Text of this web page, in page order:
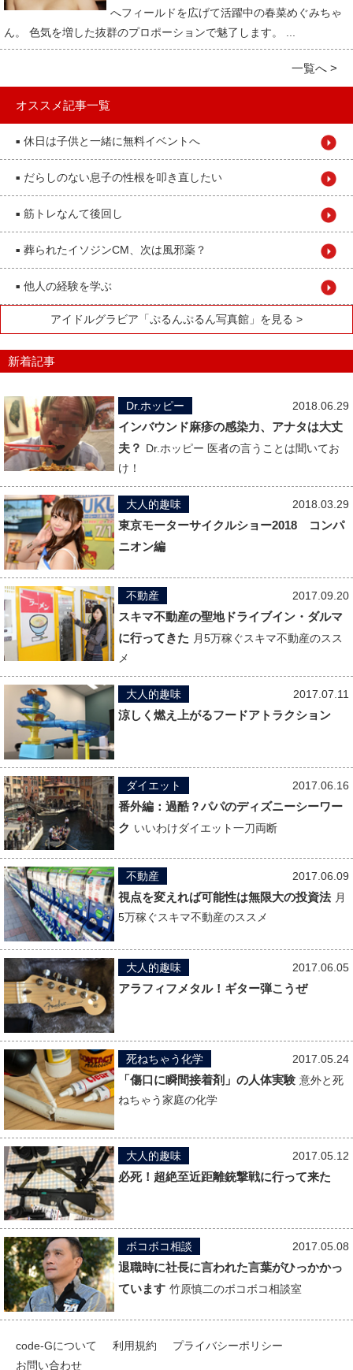
へフィールドを広げて活躍中の春菜めぐみちゃ
ん。 色気を増した抜群のプロポーションで魅了します。 ...
一覧へ >
オススメ記事一覧
■ 休日は子供と一緒に無料イベントへ
■ だらしのない息子の性根を叩き直したい
■ 筋トレなんて後回し
■ 葬られたイソジンCM、次は風邪薬？
■ 他人の経験を学ぶ
アイドルグラビア「ぷるんぷるん写真館」を見る >
新着記事
2018.06.29
Dr.ホッピー
インバウンド麻疹の感染力、アナタは大丈
夫？ Dr.ホッピー 医者の言うことは聞いてお
け！
2018.03.29
大人的趣味
東京モーターサイクルショー2018 コンパ
ニオン編
2017.09.20
不動産
スキマ不動産の聖地ドライブイン・ダルマ
に行ってきた 月5万稼ぐスキマ不動産のスス
メ
2017.07.11
大人的趣味
涼しく燃え上がるフードアトラクション
2017.06.16
ダイエット
番外編：過酷？パパのディズニーシーワー
ク いいわけダイエット一刀両断
2017.06.09
不動産
視点を変えれば可能性は無限大の投資法 月
5万稼ぐスキマ不動産のススメ
2017.06.05
大人的趣味
アラフィフメタル！ギター弾こうぜ
2017.05.24
死ねちゃう化学
「傷口に瞬間接着剤」の人体実験 意外と死
ねちゃう家庭の化学
2017.05.12
大人的趣味
必死！超絶至近距離銃撃戦に行って来た
2017.05.08
ボコボコ相談
退職時に社長に言われた言葉がひっかかっ
ています 竹原慎二のボコボコ相談室
code-Gについて 利用規約
プライバシーポリシー
お問い合わせ